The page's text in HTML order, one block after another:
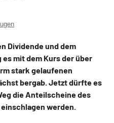
Dividende und dem
mit dem Kurs der über
stark gelaufenen
bergab. Jetzt dürfte es
die Anteilscheine des
werden.